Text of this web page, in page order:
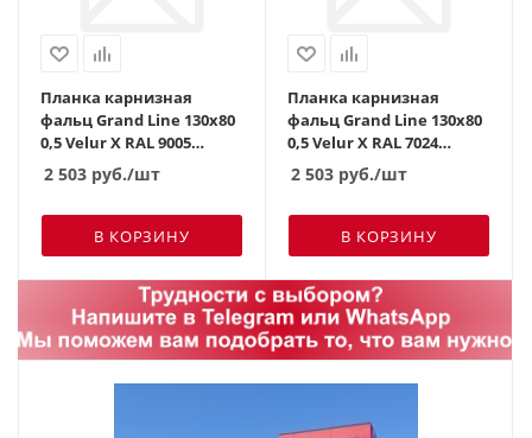
Планка карнизная
фальц Grand Line 130х80
0,5 Velur X RAL 9005
черный (2м)
2 503 руб./шт
В КОРЗИНУ
Планка карнизная
фальц Grand Line 130х80
0,5 Velur X RAL 7024
мокрый асфальт (2м)
2 503 руб./шт
В КОРЗИНУ